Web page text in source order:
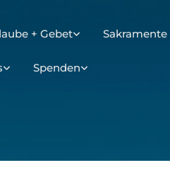
+ Gebet
Spenden